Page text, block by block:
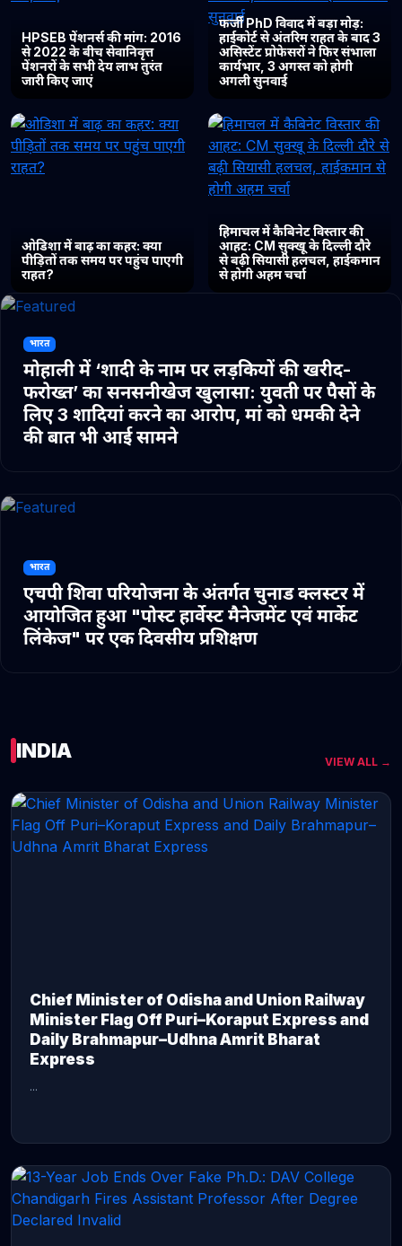
HPSEB पेंशनर्स की मांग: 2016
से 2022 के बीच सेवानिवृत्त
पेंशनरों के सभी देय लाभ तुरंत
जारी किए जाएं
फर्जी PhD विवाद में बड़ा मोड़:
हाईकोर्ट से अंतरिम राहत के बाद 3
असिस्टेंट प्रोफेसरों ने फिर संभाला
कार्यभार, 3 अगस्त को होगी
अगली सुनवाई
ओडिशा में बाढ़ का कहर: क्या
पीड़ितों तक समय पर पहुंच पाएगी
राहत?
हिमाचल में कैबिनेट विस्तार की
आहट: CM सुक्खू के दिल्ली दौरे
से बढ़ी सियासी हलचल, हाईकमान
से होगी अहम चर्चा
भारत
मोहाली में ‘शादी के नाम पर लड़कियों की खरीद-
फरोख्त’ का सनसनीखेज खुलासा: युवती पर पैसों के
लिए 3 शादियां करने का आरोप, मां को धमकी देने
की बात भी आई सामने
भारत
एचपी शिवा परियोजना के अंतर्गत चुनाड क्लस्टर में
आयोजित हुआ "पोस्ट हार्वेस्ट मैनेजमेंट एवं मार्केट
लिंकेज" पर एक दिवसीय प्रशिक्षण
INDIA VIEW ALL →
Chief Minister of Odisha and Union Railway
Minister Flag Off Puri–Koraput Express and
Daily Brahmapur–Udhna Amrit Bharat
Express
...